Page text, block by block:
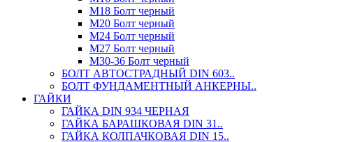
М18 Болт черный
М20 Болт черный
М24 Болт черный
М27 Болт черный
М30-36 Болт черный
БОЛТ АВТОСТРАДНЫЙ DIN 603..
БОЛТ ФУНДАМЕНТНЫЙ АНКЕРНЫ..
ГАЙКИ
ГАЙКА DIN 934 ЧЕРНАЯ
ГАЙКА БАРАШКОВАЯ DIN 31..
ГАЙКА КОЛПАЧКОВАЯ DIN 15..